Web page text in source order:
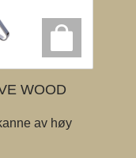
WOOD
av høy